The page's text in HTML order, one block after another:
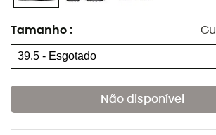
Tamanho :
Não disponível
Se você deseja realizar a ascensão do